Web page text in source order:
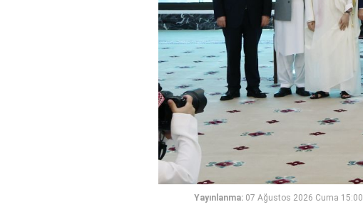
Yayınlanma: 07 Ağustos 2026 Cuma 15:00